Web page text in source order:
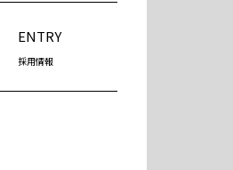
ENTRY
採用情報